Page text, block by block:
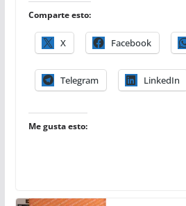
Comparte esto:
X Facebook
Telegram LinkedIn
Me gusta esto: